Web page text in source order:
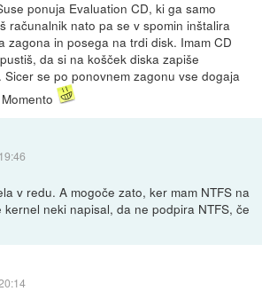
ponuja Evaluation CD, ki ga samo
računalnik nato pa se v spomin inštalira
zagona in posega na trdi disk. Imam CD
da si na košček diska zapiše
se po ponovnem zagonu vse dogaja
v redu. A mogoče zato, ker mam NTFS na
neki napisal, da ne podpira NTFS, če